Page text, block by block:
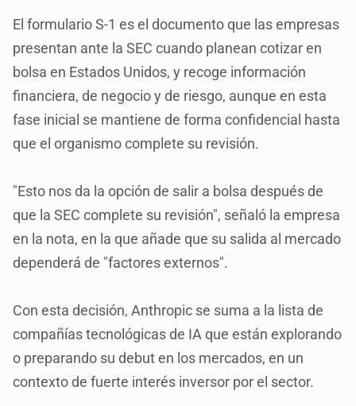
El formulario S-1 es el documento que las empresas
presentan ante la SEC cuando planean cotizar en
bolsa en Estados Unidos, y recoge información
financiera, de negocio y de riesgo, aunque en esta
fase inicial se mantiene de forma confidencial hasta
que el organismo complete su revisión.
"Esto nos da la opción de salir a bolsa después de
que la SEC complete su revisión", señaló la empresa
en la nota, en la que añade que su salida al mercado
dependerá de "factores externos".
Con esta decisión, Anthropic se suma a la lista de
compañías tecnológicas de IA que están explorando
o preparando su debut en los mercados, en un
contexto de fuerte interés inversor por el sector.